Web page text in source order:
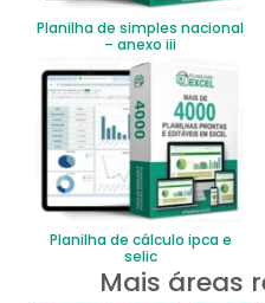
Planilha de simples nacional
– anexo iii
Planilha de cálculo ipca e
selic
Mais áreas